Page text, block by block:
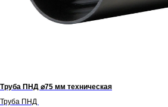
Труба ПНД ⌀75 мм техническая
Труба ПНД